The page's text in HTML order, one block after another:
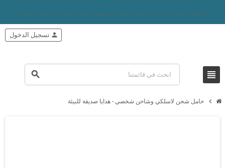
view_headline
search
person تسجيل الدخول
chevron_right حامل شحن لاسلكي وشاحن شخصي - هدايا صديقة للبيئة